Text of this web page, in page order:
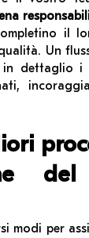
il
Un
in dettaglio
modi per